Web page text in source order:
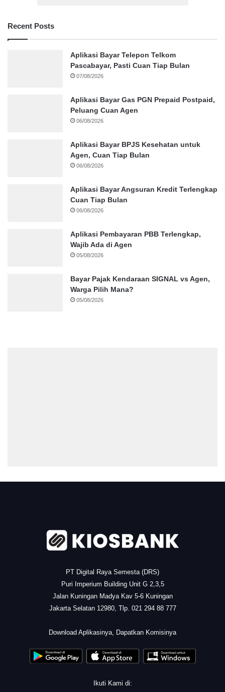
Recent Posts
Aplikasi Bayar Telepon Telkom
Pascabayar, Pasti Cuan Tiap Bulan
07/08/2026
Aplikasi Bayar Gas PGN Prepaid Postpaid,
Peluang Cuan Agen
06/08/2026
Aplikasi Bayar BPJS Kesehatan untuk
Agen, Cuan Tiap Bulan
06/08/2026
Aplikasi Bayar Angsuran Kredit Terlengkap
Cuan Tiap Bulan
06/08/2026
Aplikasi Pembayaran PBB Terlengkap,
Wajib Ada di Agen
05/08/2026
Bayar Pajak Kendaraan SIGNAL vs Agen,
Warga Pilih Mana?
05/08/2026
PT Digital Raya Semesta (DRS)
Puri Imperium Building Unit G 2,3,5
Jalan Kuningan Madya Kav 5-6 Kuningan
Jakarta Selatan 12980, Tlp. 021 294 88 777
Download Aplikasinya, Dapatkan Komisinya
Ikuti Kami di: